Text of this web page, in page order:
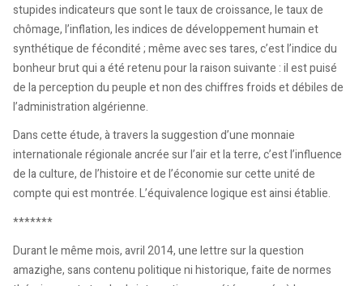
stupides indicateurs que sont le taux de croissance, le taux de
chômage, l’inflation, les indices de développement humain et
synthétique de fécondité ; même avec ses tares, c’est l’indice du
bonheur brut qui a été retenu pour la raison suivante : il est puisé
de la perception du peuple et non des chiffres froids et débiles de
l’administration algérienne.
Dans cette étude, à travers la suggestion d’une monnaie
internationale régionale ancrée sur l’air et la terre, c’est l’influence
de la culture, de l’histoire et de l’économie sur cette unité de
compte qui est montrée. L’équivalence logique est ainsi établie.
*******
Durant le même mois, avril 2014, une lettre sur la question
amazighe, sans contenu politique ni historique, faite de normes